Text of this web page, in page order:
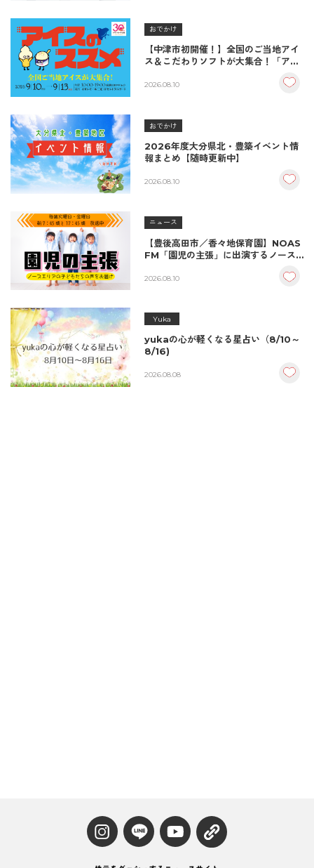
おでかけ
【中津市初開催！】全国のご当地アイ
ス＆こだわりソフトが大集合！「アイ
2026.08.10
おでかけ
2026年度大分県北・豊築イベント情
報まとめ【随時更新中】
2026.08.10
ニュース
【豊後高田市／香々地保育園】NOAS
FM「園児の主張」に出演するノース
2026.08.10
Yuka
yukaの心が軽くなる星占い（8/10～
8/16)
2026.08.08